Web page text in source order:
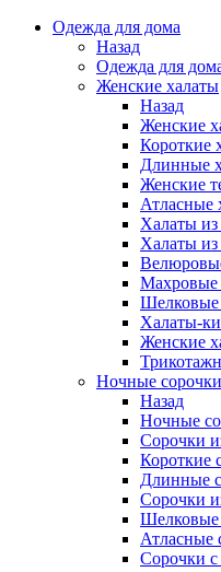
Одежда для дома
Назад
Одежда для
Женские халаты
Назад
Женские
Короткие
Длинные
Женские
Атласные
Халаты из
Халаты из
Махровые
Шелковые
Халаты-
Женские
Ночные сорочки
Назад
Ночные
Сорочки
Короткие
Длинные
Сорочки
Шелковые
Атласные
Сорочки